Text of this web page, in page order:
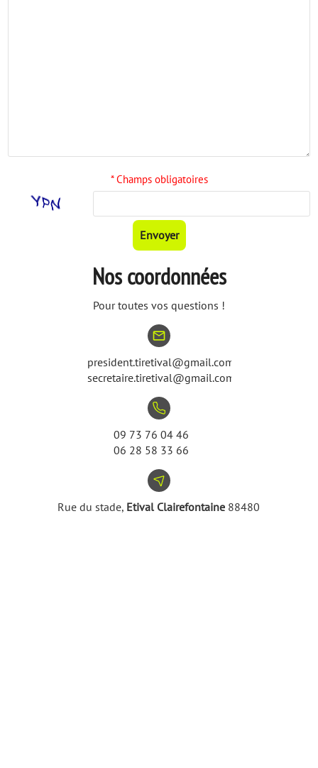
* Champs obligatoires
Envoyer
Nos coordonnées
Pour toutes vos questions !
mail_outline
president.tiretival@gmail.com
secretaire.tiretival@gmail.com
09 73 76 04 46
06 28 58 33 66
Rue du stade, Etival Clairefontaine88480